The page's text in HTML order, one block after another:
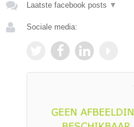
Laatste facebook posts ▼
Sociale media: